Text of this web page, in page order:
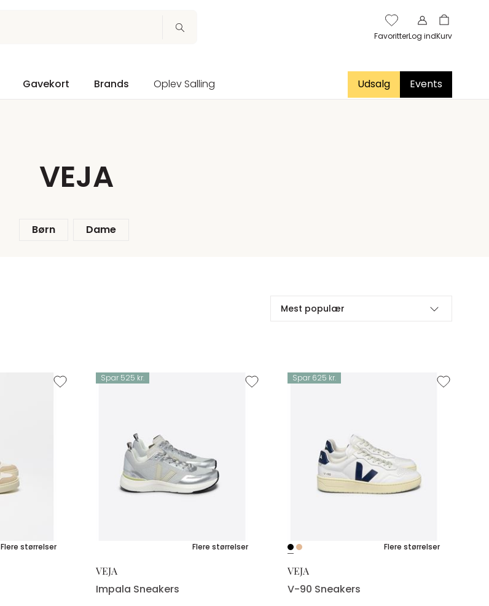
FavoritterLog indKurv
Gavekort Brands Oplev Salling Udsalg Events
VEJA
Børn Dame
Mest populær
Flere størrelser
Spar 525 kr.
Flere størrelser
VEJA
Impala Sneakers
Spar 625 kr.
Flere størrelser
VEJA
V-90 Sneakers